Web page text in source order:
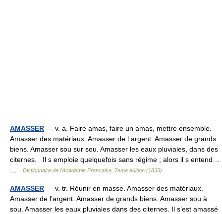
AMASSER — v. a. Faire amas, faire un amas, mettre ensemble.
Amasser des matériaux. Amasser de l argent. Amasser de grands
biens. Amasser sou sur sou. Amasser les eaux pluviales, dans des
citernes. Il s emploie quelquefois sans régime ; alors il s entend…
Dictionnaire de l'Academie Francaise, 7eme edition (1835)
AMASSER — v. tr. Réunir en masse. Amasser des matériaux.
Amasser de l’argent. Amasser de grands biens. Amasser sou à
sou. Amasser les eaux pluviales dans des citernes. Il s’est amassé